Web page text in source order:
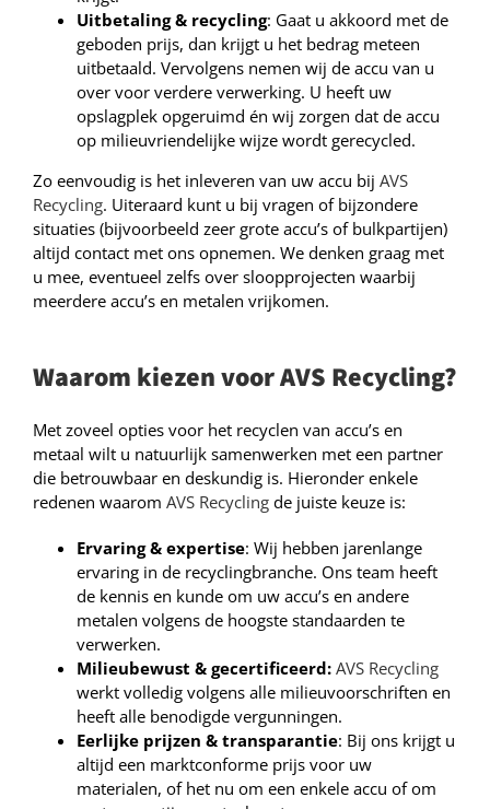
Uitbetaling & recycling: Gaat u akkoord met de
geboden prijs, dan krijgt u het bedrag meteen
uitbetaald. Vervolgens nemen wij de accu van u
over voor verdere verwerking. U heeft uw
opslagplek opgeruimd én wij zorgen dat de accu
op milieuvriendelijke wijze wordt gerecycled.
Zo eenvoudig is het inleveren van uw accu bij AVS
Recycling. Uiteraard kunt u bij vragen of bijzondere
situaties (bijvoorbeeld zeer grote accu’s of bulkpartijen)
altijd contact met ons opnemen. We denken graag met
u mee, eventueel zelfs over sloopprojecten waarbij
meerdere accu’s en metalen vrijkomen.
Waarom kiezen voor AVS Recycling?
Met zoveel opties voor het recyclen van accu’s en
metaal wilt u natuurlijk samenwerken met een partner
die betrouwbaar en deskundig is. Hieronder enkele
redenen waarom AVS Recycling de juiste keuze is:
Ervaring & expertise: Wij hebben jarenlange
ervaring in de recyclingbranche. Ons team heeft
de kennis en kunde om uw accu’s en andere
metalen volgens de hoogste standaarden te
verwerken.
Milieubewust & gecertificeerd: AVS Recycling
werkt volledig volgens alle milieuvoorschriften en
heeft alle benodigde vergunningen.
Eerlijke prijzen & transparantie: Bij ons krijgt u
altijd een marktconforme prijs voor uw
materialen, of het nu om een enkele accu of om